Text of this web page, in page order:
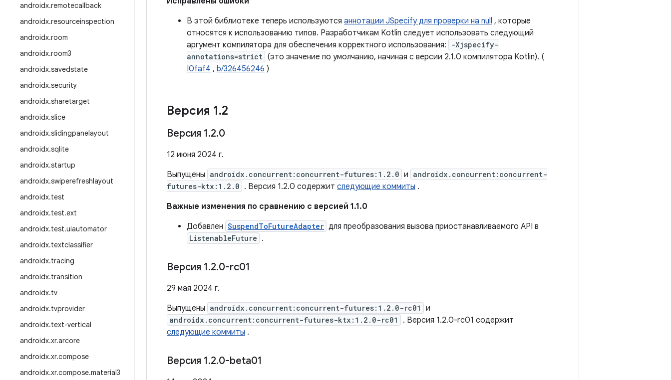
androidx.remotecallback
androidx.resourceinspection
androidx.room
androidx.room3
androidx.savedstate
androidx.security
androidx.sharetarget
androidx.slice
androidx.slidingpanelayout
androidx.sqlite
androidx.startup
androidx.swiperefreshlayout
androidx.test
androidx.test.ext
androidx.test.uiautomator
androidx.textclassifier
androidx.tracing
androidx.transition
androidx.tv
androidx.tvprovider
androidx.text-vertical
androidx.xr.arcore
androidx.xr.compose
androidx.xr.compose.material3
В этой библиотеке теперь используются аннотации JSpecify для проверки на null , которые
относятся к использованию типов. Разработчикам Kotlin следует использовать следующий
аргумент компилятора для обеспечения корректного использования:
-Xjspecify-
annotations=strict (это значение по умолчанию, начиная с версии 2.1.0 компилятора Kotlin). (
I0faf4 , b/326456246 )
Версия 1.2
Версия 1.2.0
12 июня 2024 г.
Выпущены androidx.concurrent:concurrent-futures:1.2.0 и androidx.concurrent:concurrent-
futures-ktx:1.2.0 . Версия 1.2.0 содержит следующие коммиты .
Важные изменения по сравнению с версией 1.1.0
Добавлен SuspendToFutureAdapter для преобразования вызова приостанавливаемого API в
ListenableFuture .
Версия 1.2.0-rc01
29 мая 2024 г.
Выпущены androidx.concurrent:concurrent-futures:1.2.0-rc01 и
androidx.concurrent:concurrent-futures-ktx:1.2.0-rc01
. Версия 1.2.0-rc01 содержит
следующие коммиты .
Версия 1.2.0-beta01